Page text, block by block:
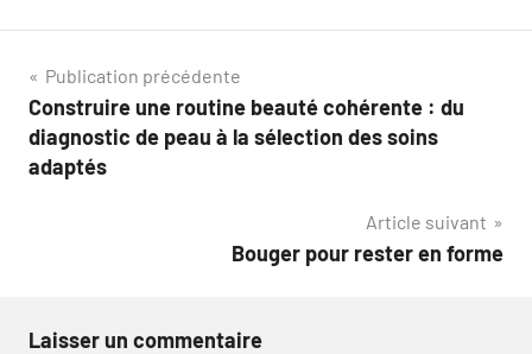
Navigation
de
l’article
Publication précédente
Construire une routine beauté cohérente : du
diagnostic de peau à la sélection des soins
adaptés
Article suivant
Bouger pour rester en forme
Laisser un commentaire